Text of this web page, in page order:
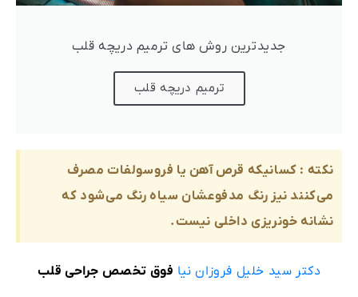
جدیدترین روش های ترمیم دریچه قلب
ترمیم دریچه قلب
نکته : کسانیکه قرص آهن یا فروسولفات مصرف
می‌کنند نیز رنگ مدفوعشان سیاه رنگ می‌شود که
نشانه خونریزی داخلی نیست.
دکتر سید خلیل فروزان نیا فوق تخصص جراحی قلب